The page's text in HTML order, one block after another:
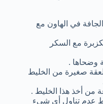
الجافة في الهاون مع
مع السكر
وضحاها .
اليوم، يتم مزج 1 ¼ ملعقة صغيرة من الخليط
عدم تناول أي شيء